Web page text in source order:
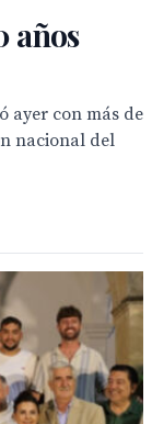
años
ayer con más de
nacional del